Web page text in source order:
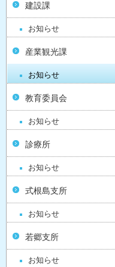
建設課
お知らせ
産業観光課
お知らせ
教育委員会
お知らせ
診療所
お知らせ
式根島支所
お知らせ
若郷支所
お知らせ